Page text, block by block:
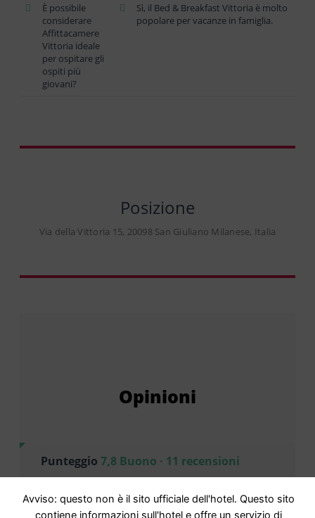
È possibile
considerare
Affittacamere
Vittoria ideale
per ospitare gli
ospiti più
giovani?
Sì, il Bed & Breakfast Vittoria è molto
popolare per vacanze in famiglia.
Posizione
Via della Vittoria 15, 20098 San Giuliano Milanese, Italia
Opinioni
Punteggio 7,8 Buono · 11 recensioni
Avviso: questo non è il sito ufficiale dell'hotel. Questo sito
contiene informazioni sull'hotel e offre un servizio di